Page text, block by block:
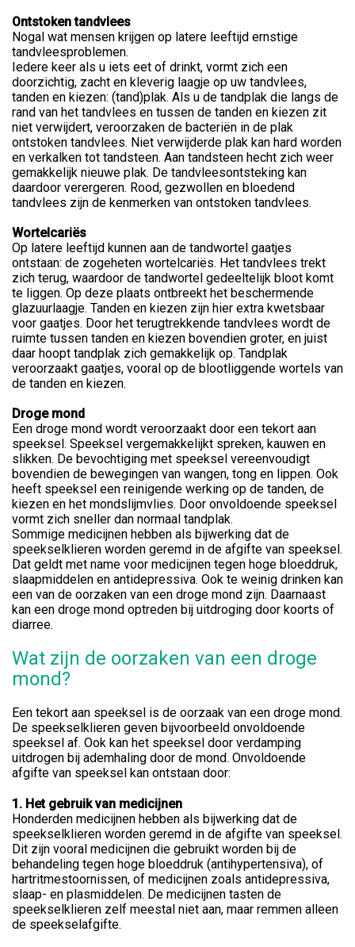
Ontstoken tandvlees
Nogal wat mensen krijgen op latere leeftijd ernstige
tandvleesproblemen.
Iedere keer als u iets eet of drinkt, vormt zich een
doorzichtig, zacht en kleverig laagje op uw tandvlees,
tanden en kiezen: (tand)plak. Als u de tandplak die langs de
rand van het tandvlees en tussen de tanden en kiezen zit
niet verwijdert, veroorzaken de bacteriën in de plak
ontstoken tandvlees. Niet verwijderde plak kan hard worden
en verkalken tot tandsteen. Aan tandsteen hecht zich weer
gemakkelijk nieuwe plak. De tandvleesontsteking kan
daardoor verergeren. Rood, gezwollen en bloedend
tandvlees zijn de kenmerken van ontstoken tandvlees.
Wortelcariës
Op latere leeftijd kunnen aan de tandwortel gaatjes
ontstaan: de zogeheten wortelcariës. Het tandvlees trekt
zich terug, waardoor de tandwortel gedeeltelijk bloot komt
te liggen. Op deze plaats ontbreekt het beschermende
glazuurlaagje. Tanden en kiezen zijn hier extra kwetsbaar
voor gaatjes. Door het terugtrekkende tandvlees wordt de
ruimte tussen tanden en kiezen bovendien groter, en juist
daar hoopt tandplak zich gemakkelijk op. Tandplak
veroorzaakt gaatjes, vooral op de blootliggende wortels van
de tanden en kiezen.
Droge mond
Een droge mond wordt veroorzaakt door een tekort aan
speeksel. Speeksel vergemakkelijkt spreken, kauwen en
slikken. De bevochtiging met speeksel vereenvoudigt
bovendien de bewegingen van wangen, tong en lippen. Ook
heeft speeksel een reinigende werking op de tanden, de
kiezen en het mondslijmvlies. Door onvoldoende speeksel
vormt zich sneller dan normaal tandplak.
Sommige medicijnen hebben als bijwerking dat de
speekselklieren worden geremd in de afgifte van speeksel.
Dat geldt met name voor medicijnen tegen hoge bloeddruk,
slaapmiddelen en antidepressiva. Ook te weinig drinken kan
een van de oorzaken van een droge mond zijn. Daarnaast
kan een droge mond optreden bij uitdroging door koorts of
diarree.
Wat zijn de oorzaken van een droge
mond?
Een tekort aan speeksel is de oorzaak van een droge mond.
De speekselklieren geven bijvoorbeeld onvoldoende
speeksel af. Ook kan het speeksel door verdamping
uitdrogen bij ademhaling door de mond. Onvoldoende
afgifte van speeksel kan ontstaan door:
1. Het gebruik van medicijnen
Honderden medicijnen hebben als bijwerking dat de
speekselklieren worden geremd in de afgifte van speeksel.
Dit zijn vooral medicijnen die gebruikt worden bij de
behandeling tegen hoge bloeddruk (antihypertensiva), of
hartritmestoornissen, of medicijnen zoals antidepressiva,
slaap- en plasmiddelen. De medicijnen tasten de
speekselklieren zelf meestal niet aan, maar remmen alleen
de speekselafgifte.